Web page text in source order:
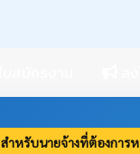
สำหรับนายจ้างที่ต้องการ